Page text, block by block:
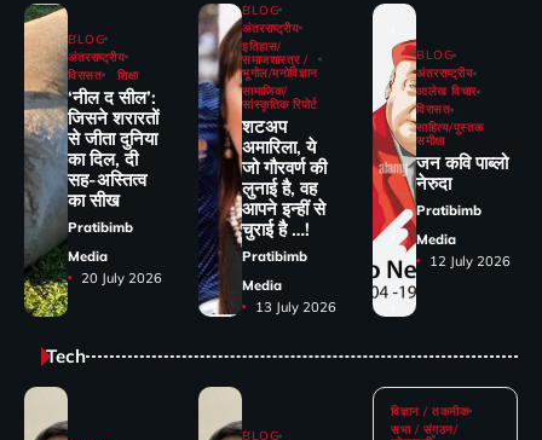
BLOG
अंतरराष्ट्रीय
विरासत
शिक्षा
‘नील द सील’:
जिसने शरारतों
से जीता दुनिया
का दिल, दी
सह-अस्तित्व
का सीख
Pratibimb
Media
20 July 2026
BLOG
अंतरराष्ट्रीय
इतिहास/
समाजशास्त्र /
भूगोल/मनोविज्ञान
सामाजिक/
सांस्कृतिक रिपोर्ट
शटअप
अमारिला, ये
जो गौरवर्ण की
लुनाई है, वह
आपने इन्हीं से
चुराई है …!
Pratibimb
Media
13 July 2026
BLOG
अंतरराष्ट्रीय
आलेख विचार
विरासत
साहित्य/पुस्तक
समीक्षा
जन कवि पाब्लो
नेरुदा
Pratibimb
Media
12 July 2026
Tech
BLOG
विज्ञान / तकनीक
सभा / संगठन/